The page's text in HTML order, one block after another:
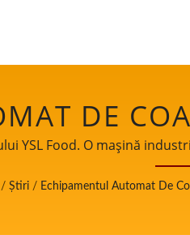
DE
DE
YSL Food. O mașină
performanță și
un lider în domeniul
/ Știri / Echipamentul Automat De